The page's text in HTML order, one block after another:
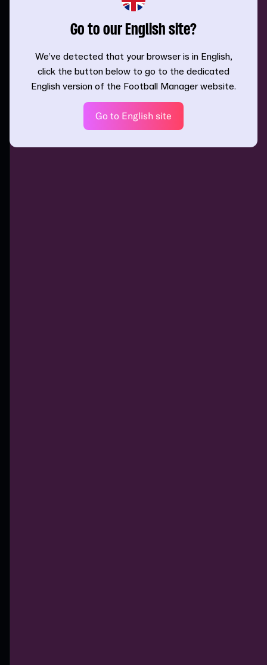
Go to our English site?
We’ve detected that your browser is in English,
click the button below to go to the dedicated
English version of the Football Manager website.
Go to English site